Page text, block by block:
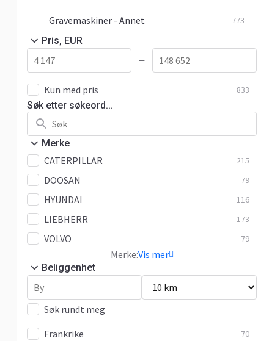
Gravemaskiner - Annet 773
Pris, EUR
—
Kun med pris 833
Søk etter søkeord...
Merke
CATERPILLAR 215
DOOSAN 79
HYUNDAI 116
LIEBHERR 173
VOLVO 79
Merke:Vis mer
Beliggenhet
Søk rundt meg
Frankrike
70